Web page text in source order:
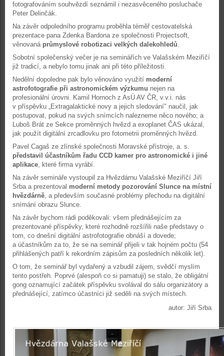
fotografováním souhvězdí seznámil i nezasvěceného posluchače
Peter Delinčák.
Na závěr odpoledního programu proběhla téměř cestovatelská
prezentace pana Zdenka Bardona ze společnosti Projectsoft,
věnovaná průmyslové robotizaci velkých dalekohledů.
Sobotní společenský večer je na seminářích ve Valašském Meziříčí
již tradicí, a nebylo tomu jinak ani při této příležitosti.
Nedělní dopoledne pak bylo věnováno využití moderní
astrofotografie při astronomickém výzkumu nejen na
profesionální úrovni. Kamil Hornoch z AsÚ AV ČR, v.v.i. nás
v příspěvku „Extragalaktické novy a jejich sledování" naučil, jak
postupovat, pokud na svých snímcích nalezneme něco nového; a
Luboš Brát ze Sekce proměnných hvězd a exoplanet ČAS ukázal,
jak použít digitální zrcadlovku pro fotometrii proměnných hvězd.
Pavel Cagaš ze zlínské společnosti Moravské přístroje, a. s.
představil účastníkům řadu CCD kamer pro astronomické i jiné
aplikace, které firma vyrábí.
Na závěr semináře vystoupil za Hvězdárnu Valašské Meziříčí Jiří
Srba a prezentoval moderní metody pozorování Slunce na místní
hvězdárně, a především současné problémy přechodu na digitální
snímání obrazu Slunce.
Na závěr bychom rádi poděkovali: všem přednášejícím za
prezentované příspěvky, které rozhodně rozšířili naše představy o
tom, co dnešní digitální astrofotografie obnáší a dovede;
a účastníkům za to, že se na seminář přijeli v tak hojném počtu (54
přihlášených patří k rekordním zápisům za posledních několik let).
O tom, že seminář byl vydařený a vzbudil zájem, svědčí myslím
tento postřeh. Poprvé (alespoň co si pamatuji) se stalo, že obligátní
gong oznamující začátek příspěvku svolával do sálu organizátory a
přednášející, zatímco účastníci již seděli na svých místech.
autor: Jiří Srba